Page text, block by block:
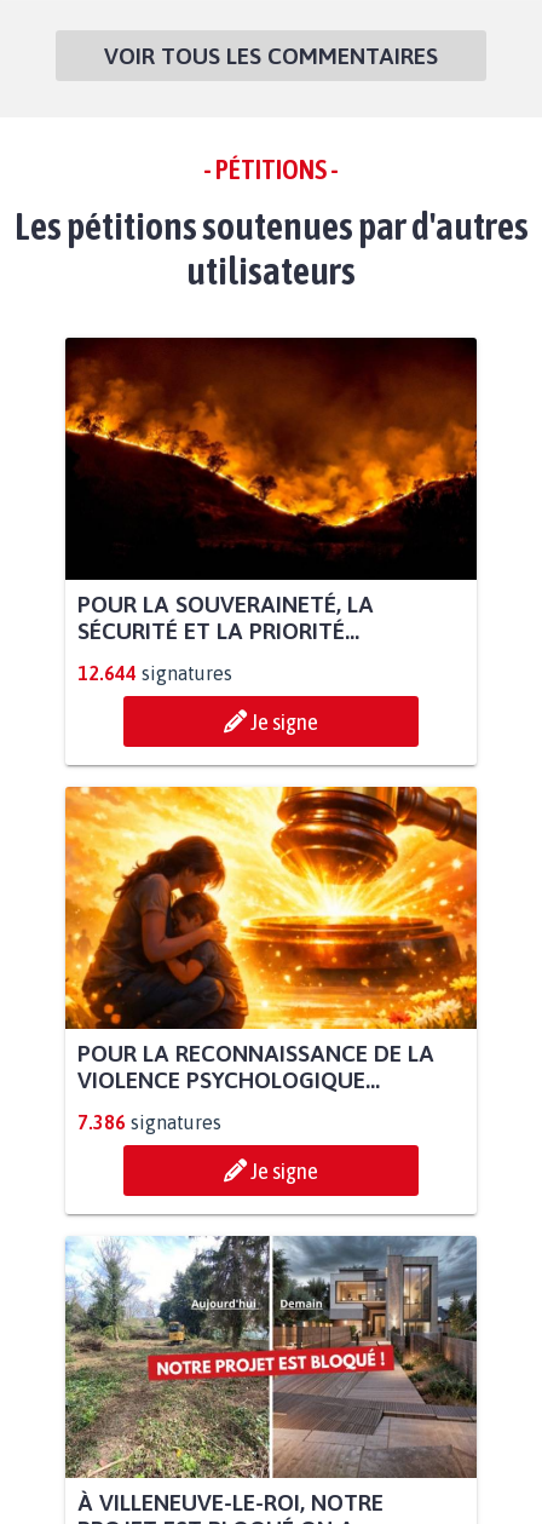
VOIR TOUS LES COMMENTAIRES
- PÉTITIONS -
Les pétitions soutenues par d'autres
utilisateurs
POUR LA SOUVERAINETÉ, LA
SÉCURITÉ ET LA PRIORITÉ...
12.644 signatures
Je signe
POUR LA RECONNAISSANCE DE LA
VIOLENCE PSYCHOLOGIQUE...
7.386 signatures
Je signe
À VILLENEUVE-LE-ROI, NOTRE